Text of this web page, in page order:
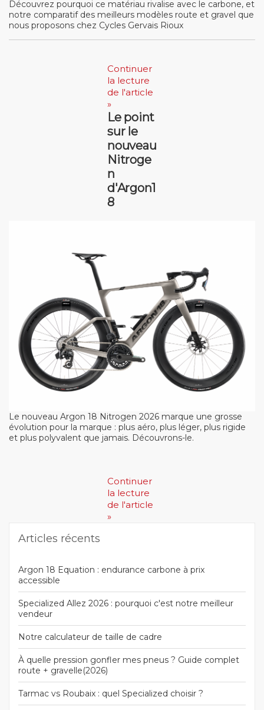
Découvrez pourquoi ce matériau rivalise avec le carbone, et
notre comparatif des meilleurs modèles route et gravel que
nous proposons chez Cycles Gervais Rioux
Continuer
la lecture
de l'article
»
Le point
sur le
nouveau
Nitroge
n
d'Argon1
8
Le nouveau Argon 18 Nitrogen 2026 marque une grosse
évolution pour la marque : plus aéro, plus léger, plus rigide
et plus polyvalent que jamais. Découvrons-le.
Continuer
la lecture
de l'article
»
Articles récents
Argon 18 Equation : endurance carbone à prix
accessible
Specialized Allez 2026 : pourquoi c'est notre meilleur
vendeur
Notre calculateur de taille de cadre
À quelle pression gonfler mes pneus ? Guide complet
route + gravelle(2026)
Tarmac vs Roubaix : quel Specialized choisir ?